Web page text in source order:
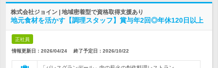
株式会社ジョイン | 地域密着型で資格取得支援あり
地元食材を活かす【調理スタッフ】賞与年2回◎年休120日以上
正社員
情報更新日：2026/04/24 終了予定日： 2026/10/22